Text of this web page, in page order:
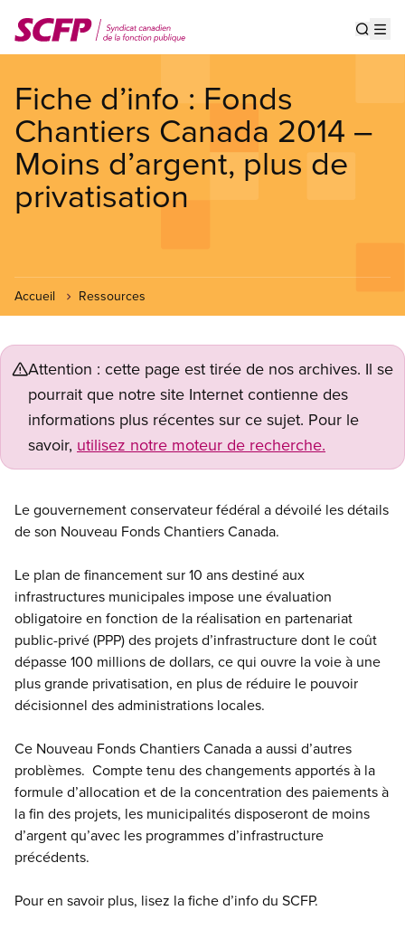
au
contenu
Fiche d’info : Fonds
Chantiers Canada 2014 –
Moins d’argent, plus de
privatisation
Accueil Ressources
Attention : cette page est tirée de nos archives. Il se
pourrait que notre site Internet contienne des
informations plus récentes sur ce sujet. Pour le
savoir, utilisez notre moteur de recherche.
Le gouvernement conservateur fédéral a dévoilé les détails
de son Nouveau Fonds Chantiers Canada.
Le plan de financement sur 10 ans destiné aux
infrastructures municipales impose une évaluation
obligatoire en fonction de la réalisation en partenariat
public-privé (PPP) des projets d’infrastructure dont le coût
dépasse 100 millions de dollars, ce qui ouvre la voie à une
plus grande privatisation, en plus de réduire le pouvoir
décisionnel des administrations locales.
Ce Nouveau Fonds Chantiers Canada a aussi d’autres
problèmes. Compte tenu des changements apportés à la
formule d’allocation et de la concentration des paiements à
la fin des projets, les municipalités disposeront de moins
d’argent qu’avec les programmes d’infrastructure
précédents.
Pour en savoir plus, lisez la fiche d’info du SCFP.